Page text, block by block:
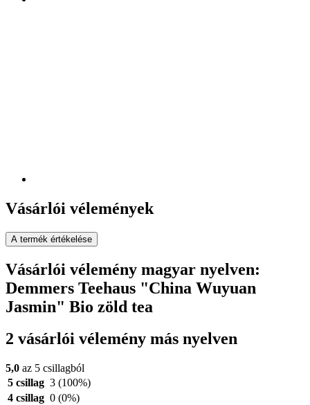
Vásárlói vélemények
A termék értékelése
Vásárlói vélemény magyar nyelven:
Demmers Teehaus "China Wuyuan
Jasmin" Bio zöld tea
2 vásárlói vélemény más nyelven
5,0 az 5 csillagból
5 csillag 3 (100%)
4 csillag 0 (0%)